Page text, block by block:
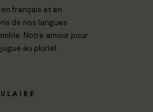
français et en
de nos langues
Notre amour pour
au pluriel.